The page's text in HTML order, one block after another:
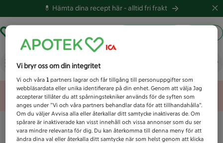
💊 Hämta dina recept här -alltid fri frakt
Vad letar du efter idag?
Unknown error
Vi bryr oss om din integritet
Vi och våra1 partners lagrar och får tillgång till personuppgifter som
webbläsardata eller unika identifierare på din enhet. Genom att välja Jag
accepterar tillåter du att spårningstekniker används för de syften som
anges under ”Vi och våra partners behandlar data för att tillhandahålla”.
Om du väljer Avvisa alla eller återkallar ditt samtycke inaktiveras de. Om
spårare är inaktiverade kan visst innehåll och vissa annonser som du ser
vara mindre relevanta för dig. Du kan återkomma till denna meny för att
ändra dina val eller återkalla ditt samtycke när som helst genom att klicka